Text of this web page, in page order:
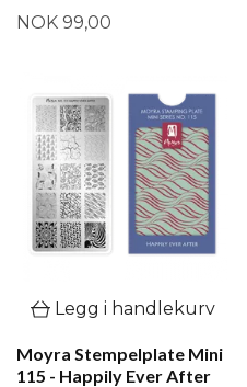
NOK 99,00
Legg i handlekurv
Moyra Stempelplate Mini
115 - Happily Ever After